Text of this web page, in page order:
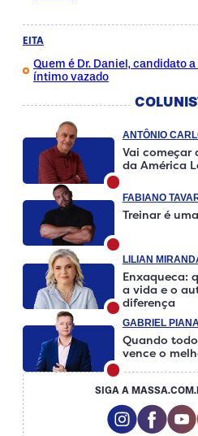
EITA
Quem é Dr. Daniel, candidato
íntimo vazado
ANTÔNIO
Vai começar
da América
FABIANO
Treinar é
LILIAN
Enxaqueca:
a vida e o
diferença
GABRIEL
Quando
vence o
SIGA A